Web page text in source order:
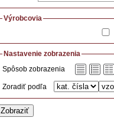
Výrobcovia
Nastavenie zobrazenia
Spôsob zobrazenia
Zoradiť podľa
Zobraziť